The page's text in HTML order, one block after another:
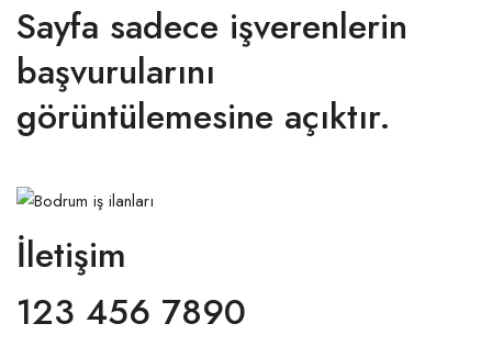
Sayfa sadece işverenlerin
başvurularını
görüntülemesine açıktır.
İletişim
123 456 7890